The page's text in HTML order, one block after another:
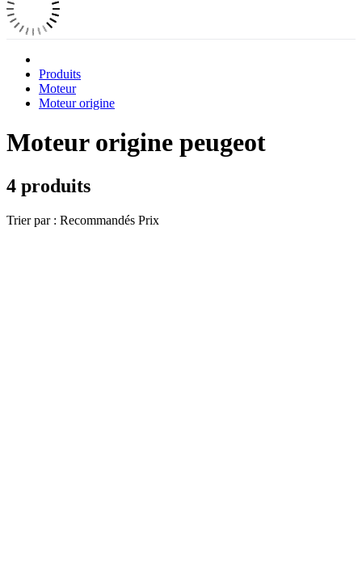
Produits
Moteur
Moteur origine
Moteur origine peugeot
4 produits
Trier par : Recommandés Prix